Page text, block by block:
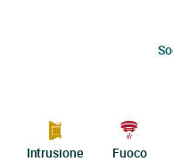
Intrusione Fuoco